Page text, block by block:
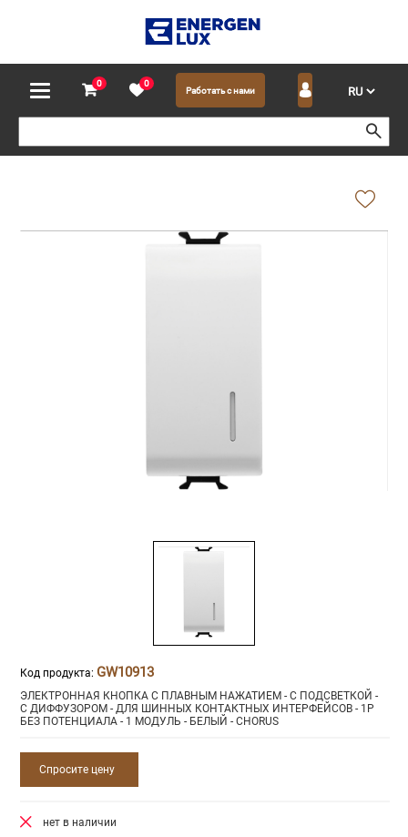
0 0
Работать с нами
Код продукта: GW10913
ЭЛЕКТРОННАЯ КНОПКА С ПЛАВНЫМ НАЖАТИЕМ - С ПОДСВЕТКОЙ -
С ДИФФУЗОРОМ - ДЛЯ ШИННЫХ КОНТАКТНЫХ ИНТЕРФЕЙСОВ - 1P
БЕЗ ПОТЕНЦИАЛА - 1 МОДУЛЬ - БЕЛЫЙ - CHORUS
Спросите цену
нет в наличии